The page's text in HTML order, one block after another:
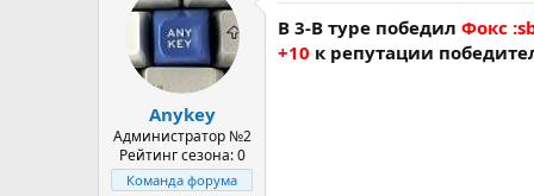
Anykey
Администратор №2
Рейтинг сезона: 0
Команда форума
В 3-В туре победил Фокс
+10 к репутации